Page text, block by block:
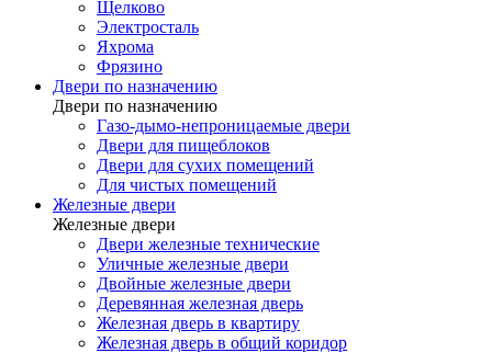
Щелково
Электросталь
Яхрома
Фрязино
Двери по назначению
Двери по назначению
Газо-дымо-непроницаемые двери
Двери для пищеблоков
Двери для сухих помещений
Для чистых помещений
Железные двери
Железные двери
Двери железные технические
Уличные железные двери
Двойные железные двери
Деревянная железная дверь
Железная дверь в квартиру
Железная дверь в общий коридор